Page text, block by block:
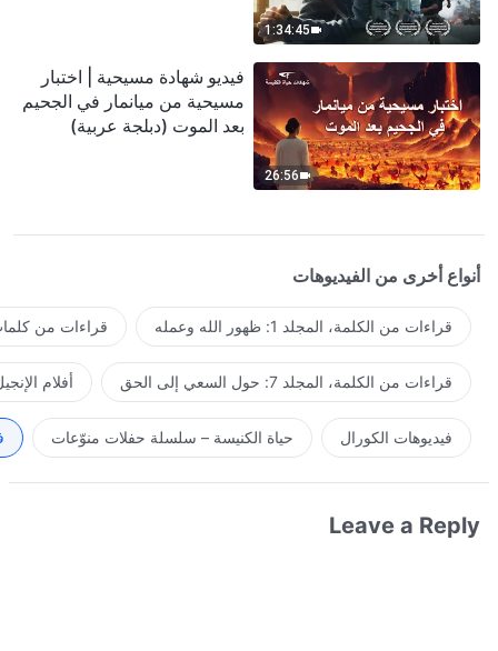
1:34:45
26:56
فيديو شهادة مسيحية | اختبار
مسيحية من ميانمار في الجحيم
بعد الموت (دبلجة عربية)
أنواع أخرى من الفيديوهات
قراءات من الكلمة، المجلد 1: ظهور الله وعمله قراءات من
قراءات من الكلمة، المجلد 7: حول السعي إلى الحق أفلام
فيديوهات الكورال حياة الكنيسة – سلسلة حفلات منوّعات
Leave a Reply